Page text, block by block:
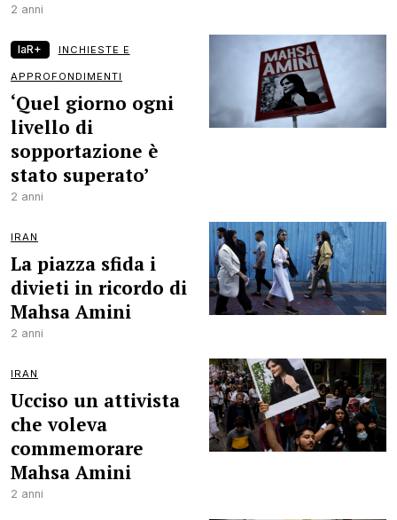
2 anni
laR+ INCHIESTE E
APPROFONDIMENTI
‘Quel giorno ogni
livello di
sopportazione è
stato superato’
2 anni
IRAN
La piazza sfida i
divieti in ricordo di
Mahsa Amini
2 anni
IRAN
Ucciso un attivista
che voleva
commemorare
Mahsa Amini
2 anni